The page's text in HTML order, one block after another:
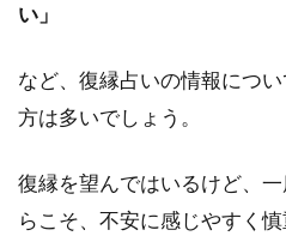
い」
など、復縁占いの情報につ
方は多いでしょう。
復縁を望んではいるけど、
らこそ、不安に感じやすく